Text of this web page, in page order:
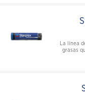
La línea
grasas